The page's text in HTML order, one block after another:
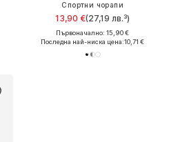
Спортни чорапи
13,90 €(27,19 лв.³)
Първоначално: 15,90 €
Последна най-ниска цена:10,71 €